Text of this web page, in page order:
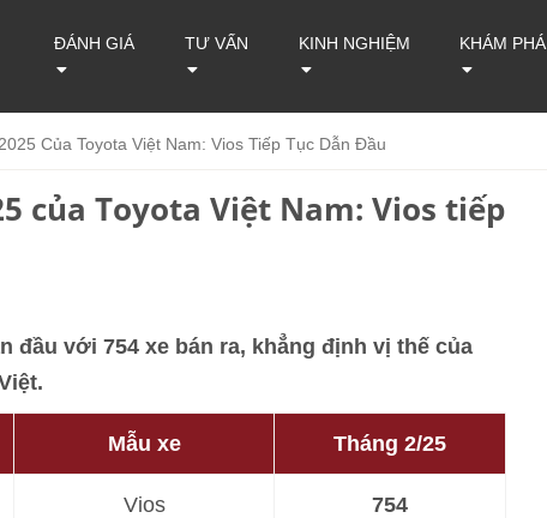
ĐÁNH GIÁ TƯ VẤN KINH NGHIỆM KHÁM PHÁ
Của Toyota Việt Nam: Vios Tiếp Tục Dẫn Đầu
của Toyota Việt Nam: Vios tiếp
đầu với 754 xe bán ra, khẳng định vị thế của
Mẫu xe Tháng 2/25
Vios 754